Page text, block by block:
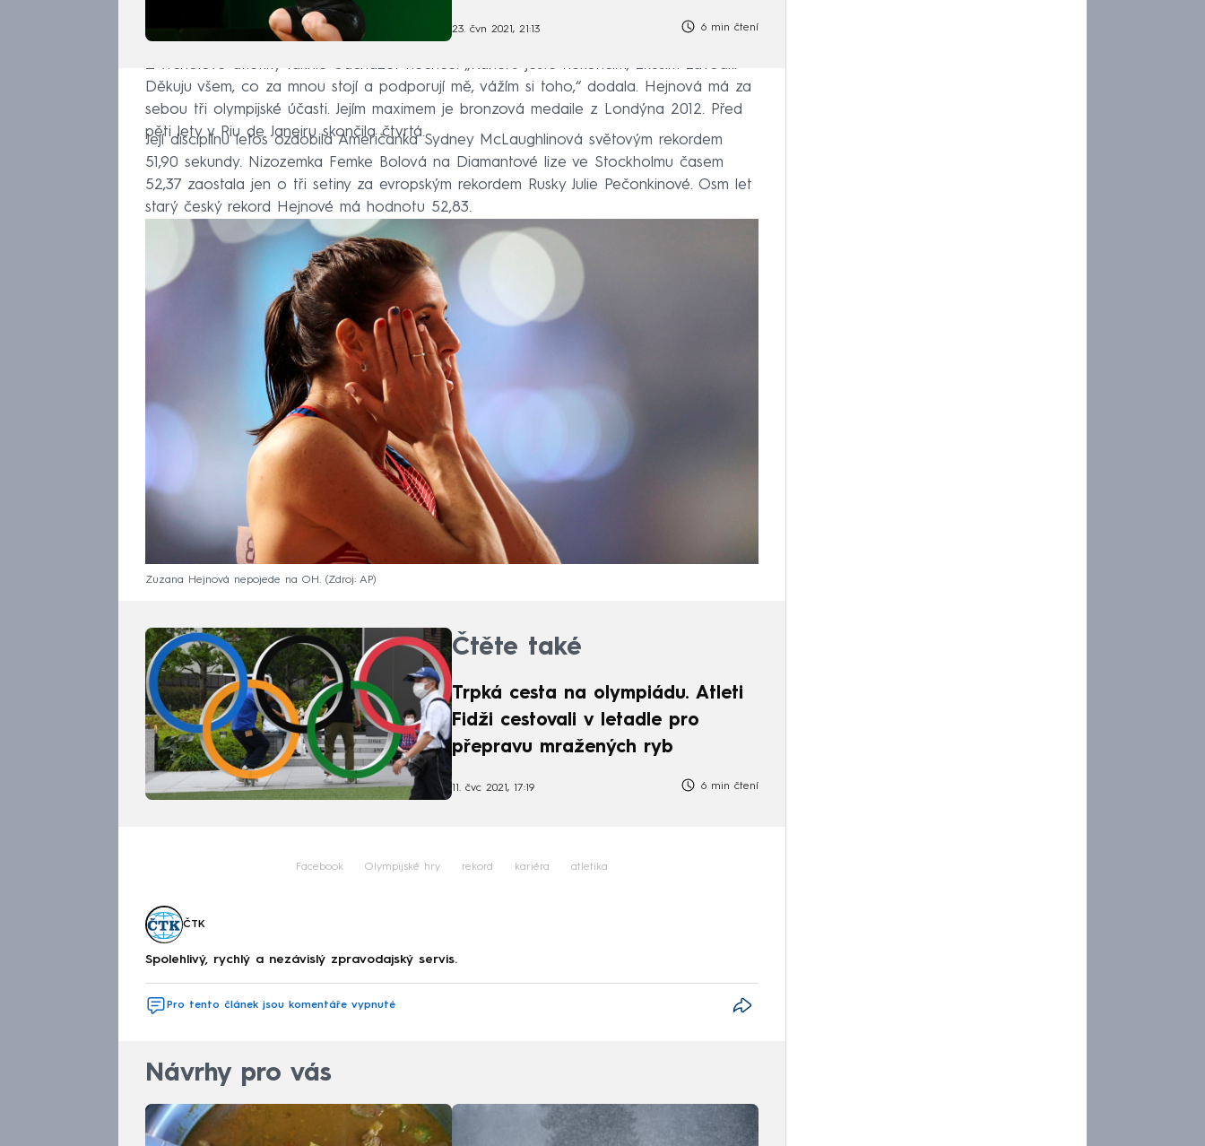
23. čvn 2021, 21:13 6 min čtení
Z vrcholové atletiky takhle odcházet nechce. „Kariéru ještě nekončím, zkusím závodit.
Děkuju všem, co za mnou stojí a podporují mě, vážím si toho,“ dodala. Hejnová má za
sebou tři olympijské účasti. Jejím maximem je bronzová medaile z Londýna 2012. Před
pěti lety v Riu de Janeiru skončila čtvrtá.
Její disciplínu letos ozdobila Američanka Sydney McLaughlinová světovým rekordem
51,90 sekundy. Nizozemka Femke Bolová na Diamantové lize ve Stockholmu časem
52,37 zaostala jen o tři setiny za evropským rekordem Rusky Julie Pečonkinové. Osm let
starý český rekord Hejnové má hodnotu 52,83.
Zuzana Hejnová nepojede na OH. Zdroj: AP
Čtěte také
Trpká cesta na olympiádu. Atleti
Fidži cestovali v letadle pro
přepravu mražených ryb
11. čvc 2021, 17:19 6 min čtení
Facebook Olympijské hry rekord kariéra atletika
ČTK
Spolehlivý, rychlý a nezávislý zpravodajský servis.
Pro tento článek jsou komentáře vypnuté
Návrhy pro vás